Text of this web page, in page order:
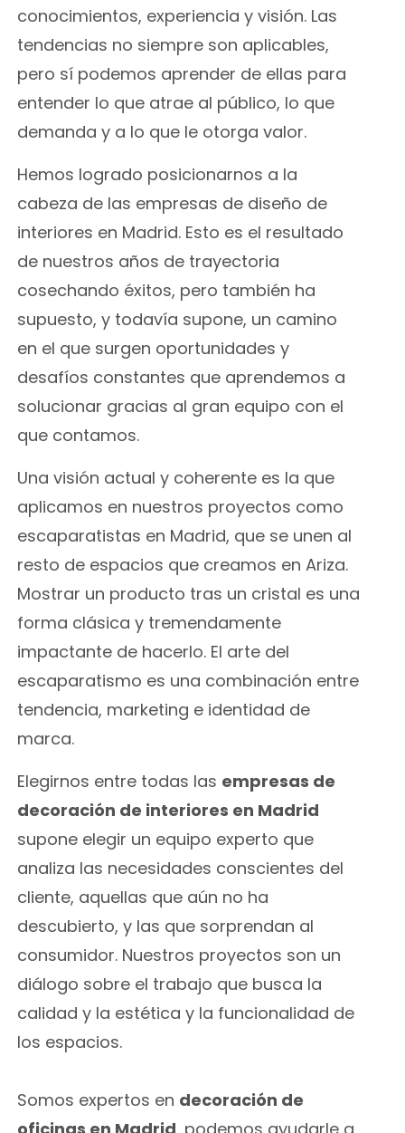
conocimientos, experiencia y visión. Las
tendencias no siempre son aplicables,
pero sí podemos aprender de ellas para
entender lo que atrae al público, lo que
demanda y a lo que le otorga valor.
Hemos logrado posicionarnos a la
cabeza de las empresas de diseño de
interiores en Madrid. Esto es el resultado
de nuestros años de trayectoria
cosechando éxitos, pero también ha
supuesto, y todavía supone, un camino
en el que surgen oportunidades y
desafíos constantes que aprendemos a
solucionar gracias al gran equipo con el
que contamos.
Una visión actual y coherente es la que
aplicamos en nuestros proyectos como
escaparatistas en Madrid, que se unen al
resto de espacios que creamos en Ariza.
Mostrar un producto tras un cristal es una
forma clásica y tremendamente
impactante de hacerlo. El arte del
escaparatismo es una combinación entre
tendencia, marketing e identidad de
marca.
Elegirnos entre todas las empresas de
decoración de interiores en Madrid
supone elegir un equipo experto que
analiza las necesidades conscientes del
cliente, aquellas que aún no ha
descubierto, y las que sorprendan al
consumidor. Nuestros proyectos son un
diálogo sobre el trabajo que busca la
calidad y la estética y la funcionalidad de
los espacios.
Somos expertos en decoración de